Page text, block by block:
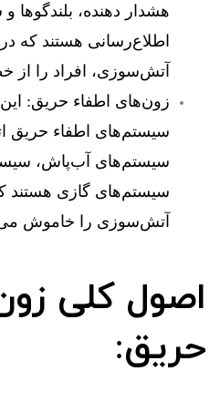
هشدار دهنده، بلندگوها
اطلاع‌رسانی هستند که
آتش‌سوزی، افراد را از
زون‌های اطفاء حریق:
سیستم‌های اطفاء حریق
سیستم‌های آب‌پاش،
سیستم‌های گازی هستند
آتش‌سوزی را خاموش
اصول کلی
حریق: